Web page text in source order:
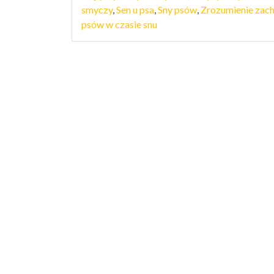
smyczy,Sen u psa,Sny psów, Zrozumienie
psów w czasie snu